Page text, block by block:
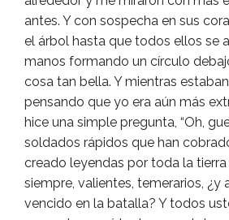
antes. Y con sospecha en sus
el árbol hasta que todos ellos se
manos formando un círculo
cosa tan bella. Y mientras
pensando que yo era aún más
hice una simple pregunta, “Oh,
soldados rápidos que han
creado leyendas por toda la tierra
siempre, valientes, temerarios, ¿y
vencido en la batalla? Y todos